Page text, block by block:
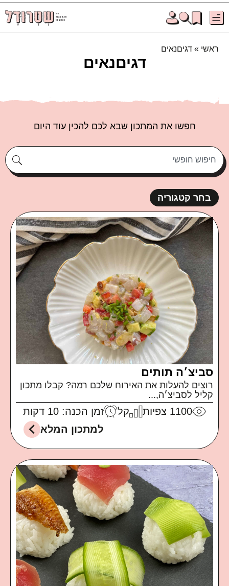
ראשי » דגיםנאים
דגיםנאים
חפשו את המתכון שבא לכם להכין עוד היום
בחר קטגוריה
סביצ׳ה תותים
רוצים להעלות את האירוח שלכם רמה? קבלו מתכון
קליל לסביצ׳ה,...
1100 צפיות קל
זמן הכנה: 10 דקות
למתכון המלא